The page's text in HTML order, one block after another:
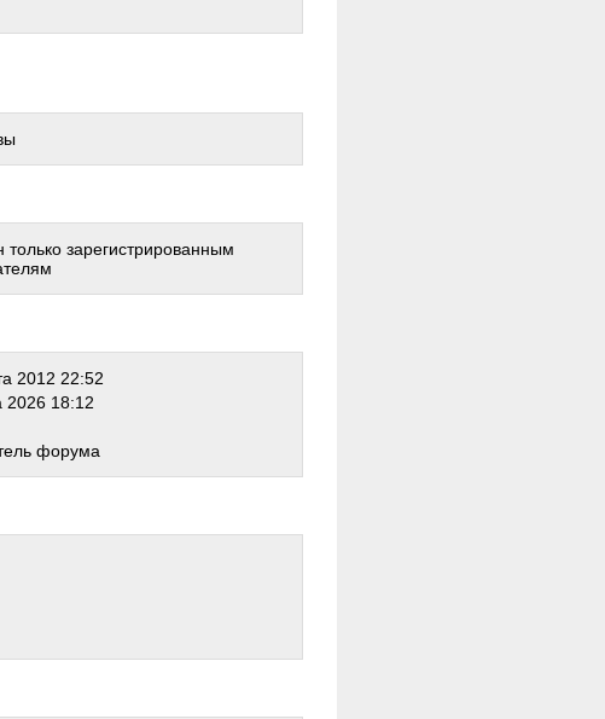
только зарегистрированным
2012 22:52
2026 18:12
форума